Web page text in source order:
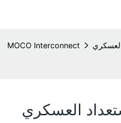
MOCO Interconnect
العسكري